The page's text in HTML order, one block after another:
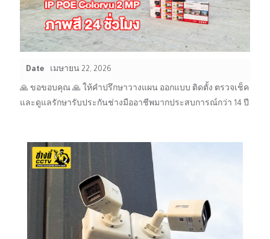
Date เมษายน 22, 2026
🙏 ขอขอบคุณ 🙏 ให้คำปรึกษาวางแผน ออกแบบ ติดตั้ง ตรวจเช็ค
และดูแลรักษารับประกันช่างมืออาชีพมากประสบการณ์กว่า 14 ปี